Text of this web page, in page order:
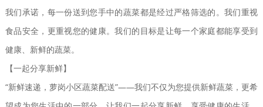
我们承诺，每一份送到您手中的蔬菜都是经过严格筛选的。我们重视
食品安全，更重视您的健康。我们的目标是让每一个家庭都能享受到
健康、新鲜的蔬菜。
【一起分享新鲜】
“新鲜速递，萝岗小区蔬菜配送”——我们不仅为您提供新鲜蔬菜，更希